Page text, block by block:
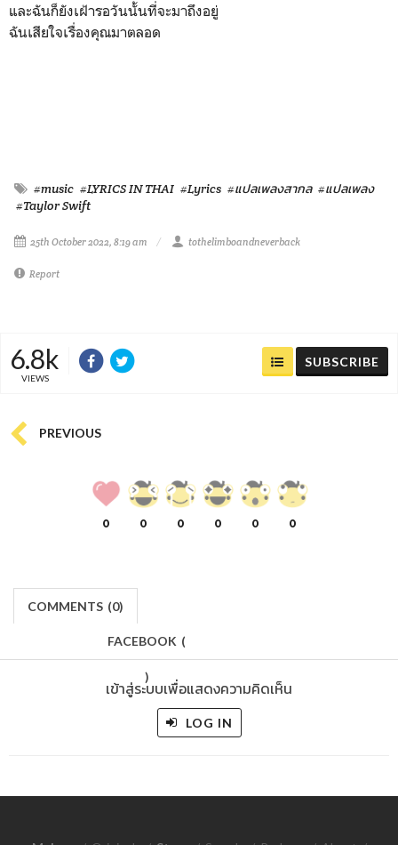
และฉันก็ยังเฝ้ารอวันนั้นที่จะมาถึงอยู่
ฉันเสียใจเรื่องคุณมาตลอด
#music #LYRICS IN THAI #Lyrics #แปลเพลงสากล #แปลเพลง
#Taylor Swift
25th October 2022, 8:19 am tothelimboandneverback
Report
6.8k
VIEWS
SUBSCRIBE
PREVIOUS
0 0 0 0 0 0
COMMENTS (0)
FACEBOOK (
)
เข้าสู่ระบบเพื่อแสดงความคิดเห็น
LOG IN